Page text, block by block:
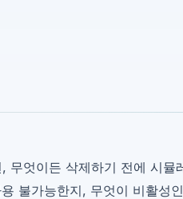
엇이든 삭제하기 전에 시뮬
불가능한지, 무엇이 비활성